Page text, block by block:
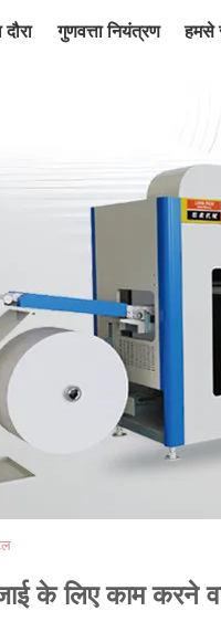
गुणवत्ता नियंत्रण हमसे
के लिए काम करने